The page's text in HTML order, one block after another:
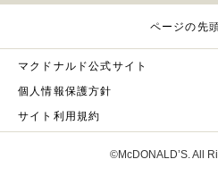
ページの先
マクドナルド公式サイト
個人情報保護方針
サイト利用規約
©McDONALD’S. All